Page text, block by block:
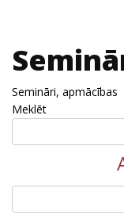
Semināri, apmācības
Meklēt